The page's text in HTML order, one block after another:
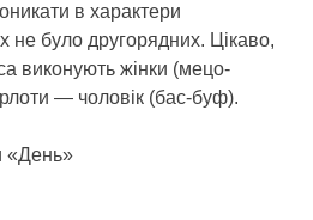
в характери
не було другорядних. Цікаво,
виконують жінки (мецо-
— чоловік (бас-буф).
«День»